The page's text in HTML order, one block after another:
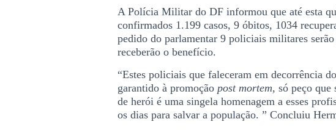
A Polícia Militar do DF informou que até esta
confirmados 1.199 casos, 9 óbitos, 1034
pedido do parlamentar 9 policiais militares
receberão o benefício.
“Estes policiais que faleceram em decorrência
garantido à promoção post mortem, só peço que
de herói é uma singela homenagem a esses
os dias para salvar a população. ” Concluiu